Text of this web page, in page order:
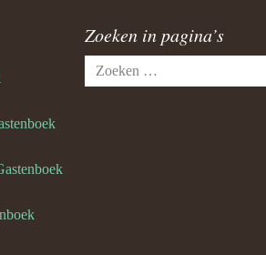
Zoeken in pagina’s
Zoeken
naar: